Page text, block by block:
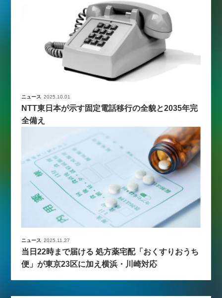
ニュース 2025.10.01
NTT東日本が示す固定電話移行の全貌と2035年完
全備え
ニュース 2025.11.27
当日22時まで届ける 処方薬宅配「おくすりおうち
便」が東京23区に加え横浜・川崎対応